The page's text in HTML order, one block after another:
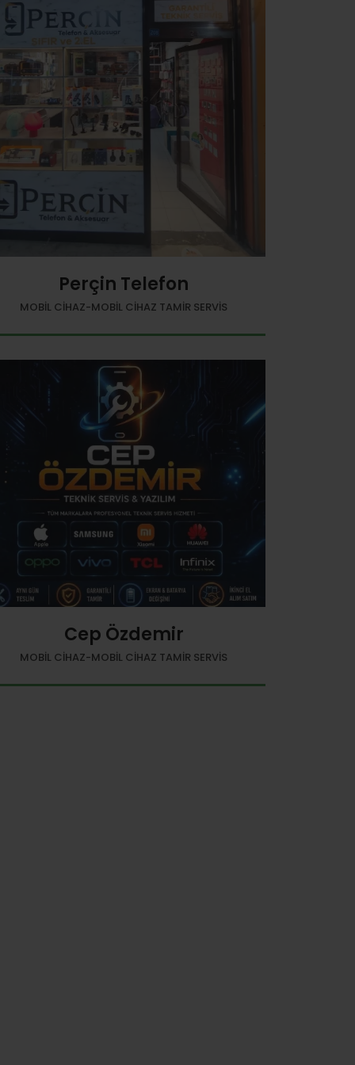
Perçin Telefon
MOBIL CIHAZ-MOBIL CIHAZ TAMIR SERVIS
Cep Özdemir
MOBIL CIHAZ-MOBIL CIHAZ TAMIR SERVIS